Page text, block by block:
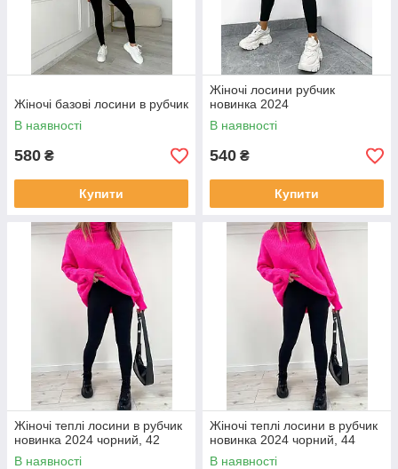
Жіночі базові лосини в рубчик
В наявності
580 ₴
Купити
Жіночі лосини рубчик
новинка 2024
В наявності
540 ₴
Купити
Жіночі теплі лосини в рубчик
новинка 2024 чорний, 42
В наявності
Жіночі теплі лосини в рубчик
новинка 2024 чорний, 44
В наявності